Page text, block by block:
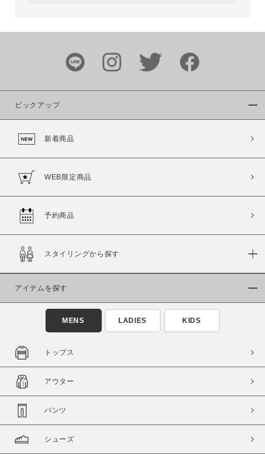
ブランド
カラー
商品タイプ
通常商品
セール価格 WEB限定
在庫
在庫あり
ピックアップ
新着商品
WEB限定商品
予約商品
スタイリングから探す
アイテムを探す
MENS LADIES KIDS
トップス
アウター
パンツ
シューズ